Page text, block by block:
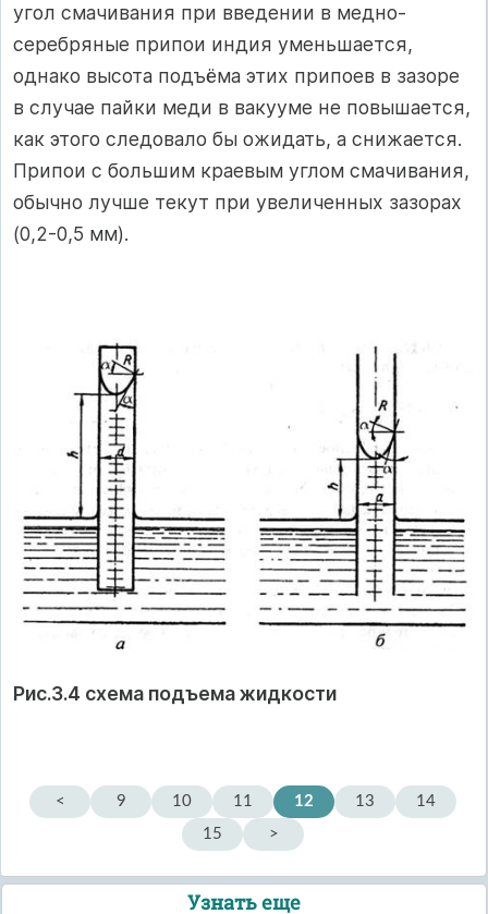
угол сма­чивания при введении в медно-
серебряные припои индия уменьшает­ся,
однако высота подъёма этих припоев в зазоре
в случае пайки меди в вакууме не повышается,
как этого следовало бы ожидать, а снижает­ся.
Припои с большим краевым углом смачивания,
обычно лучше текут при увеличенных зазорах
(0,2-0,5 мм).
Рис.3.4 схема подъема жидкости
< 9 10 11 12 13
14
15
>
Узнать еще